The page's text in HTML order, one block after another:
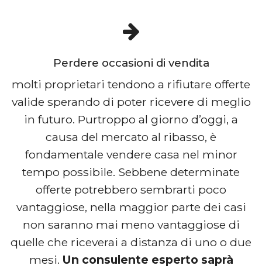
Perdere occasioni di vendita
molti proprietari tendono a rifiutare offerte
valide sperando di poter ricevere di meglio
in futuro. Purtroppo al giorno d’oggi, a
causa del mercato al ribasso, è
fondamentale vendere casa nel minor
tempo possibile. Sebbene determinate
offerte potrebbero sembrarti poco
vantaggiose, nella maggior parte dei casi
non saranno mai meno vantaggiose di
quelle che riceverai a distanza di uno o due
mesi. Un consulente esperto saprà